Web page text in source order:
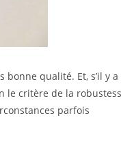
bonne qualité. Et, s’il y a
le critère de la
parfois